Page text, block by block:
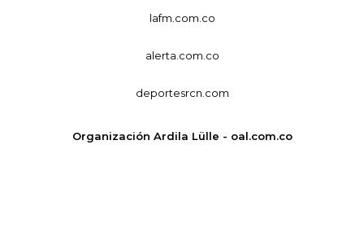
lafm.com.co
alerta.com.co
deportesrcn.com
Organización Ardila Lülle - oal.com.co